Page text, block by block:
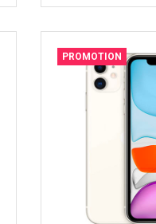
PROMOTION